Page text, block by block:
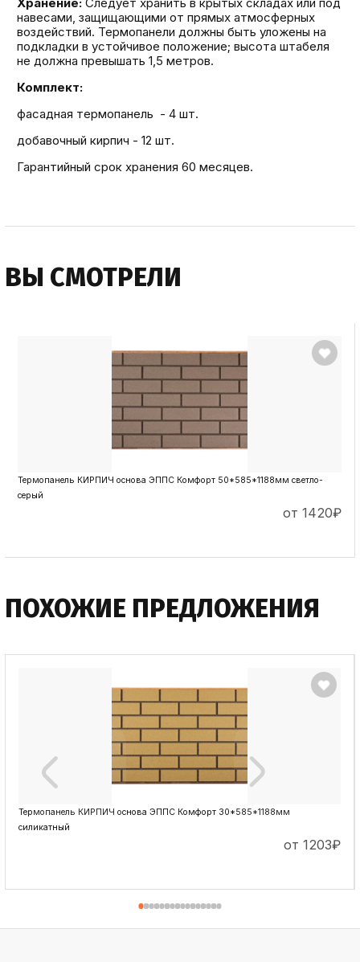
навесами, защищающими от прямых атмосферных
воздействий. Термопанели должны быть уложены на
подкладки в устойчивое положение; высота штабеля
не должна превышать 1,5 метров.
Комплект:
фасадная термопанель - 4 шт.
добавочный кирпич - 12 шт.
Гарантийный срок хранения 60 месяцев.
ВЫ СМОТРЕЛИ
Термопанель КИРПИЧ основа ЭППС Комфорт 50*585*1188мм светло-
серый
от 1420₽
ПОХОЖИЕ ПРЕДЛОЖЕНИЯ
Термопанель КИРПИЧ основа ЭППС Комфорт 30*585*1188мм
силикатный
от 1203₽